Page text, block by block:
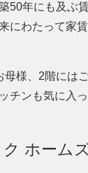
50年にも及ぶ
にわたって家
母様、2階には
チンも気に入
ホーム